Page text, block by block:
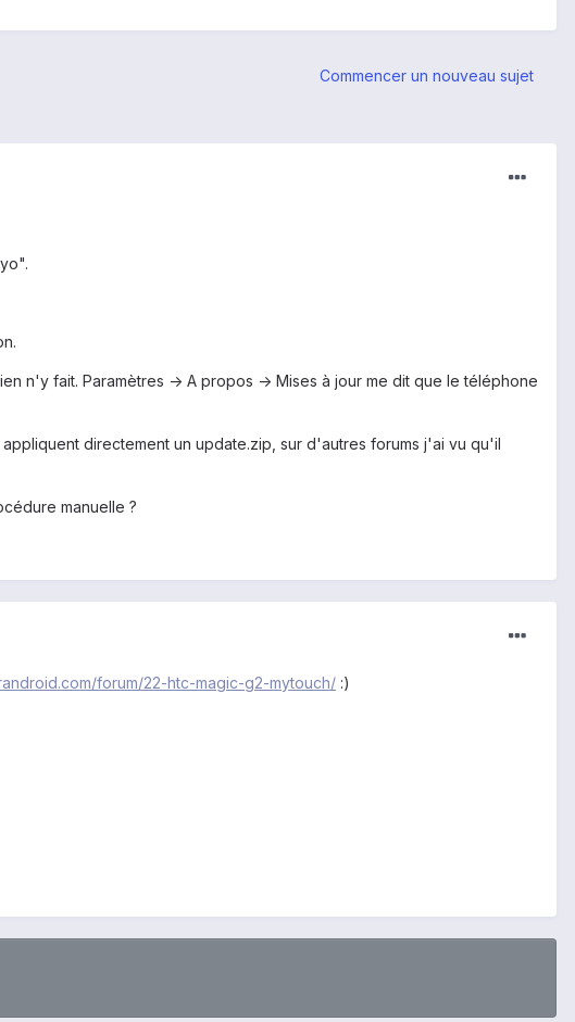
Commencer un nouveau sujet
n'y fait. Paramètres -> A propos -> Mises à jour me dit que le téléphone
directement un update.zip, sur d'autres forums j'ai vu qu'il
manuelle ?
forum/22-htc-magic-g2-mytouch/ :)